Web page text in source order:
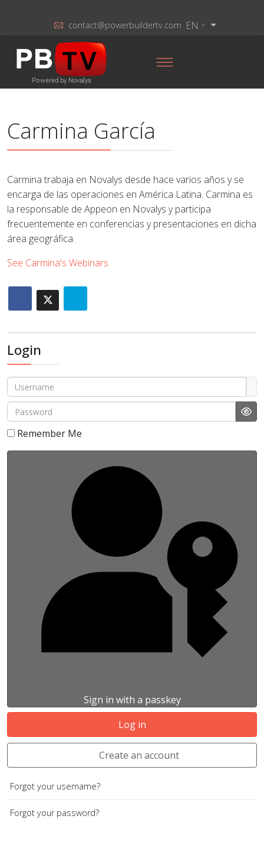
EN
contact@powerbuildertv.com
Carmina García
Carmina trabaja en Novalys desde hace varios años y se
encarga de las operaciones en América Latina. Carmina es
la responsable de Appeon en Novalys y participa
frecuentemente en conferencias y presentaciones en dicha
área geográfica.
See Carmina's Webinars
Login
Username
Password
Remember Me
Sign in with a passkey
Log in
Create an account
Forgot your username?
Forgot your password?